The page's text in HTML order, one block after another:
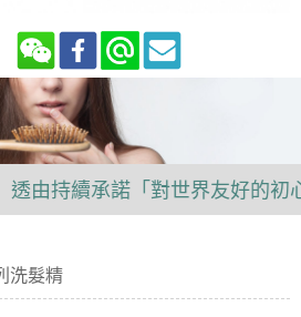
承諾「對世界友好的初心」~呵
洗髮精